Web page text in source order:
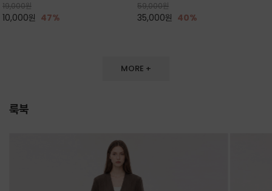
프,여행까지~~
19,000원
10,000원 47%
스러움을 동시에
59,000원
35,000원 40%
MORE +
룩북